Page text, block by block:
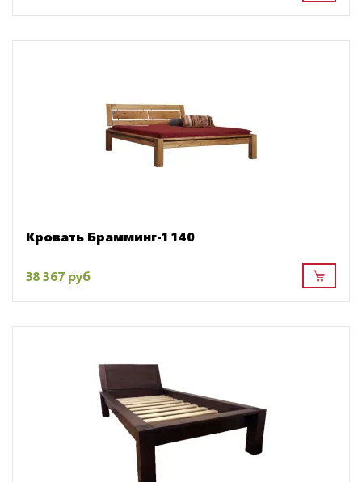
Кровать Брамминг-1 140
38 367 руб